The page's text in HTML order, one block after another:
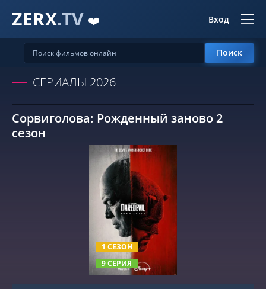
ZERX.TV ❤️ Вход
Поиск
СЕРИАЛЫ 2026
Сорвиголова: Рожденный заново 2
сезон
1 СЕЗОН
9 СЕРИЯ
СМОТРЕТЬ ОНЛАЙН